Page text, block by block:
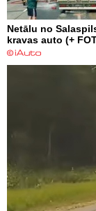
Netālu no
kravas auto (+